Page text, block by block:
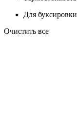
Для
Очистить все